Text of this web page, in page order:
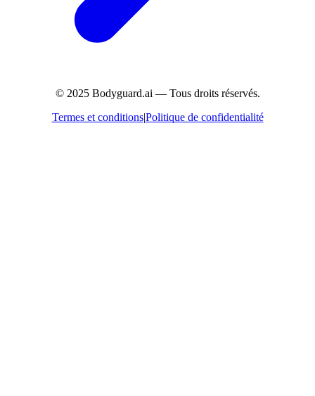
© 2025 Bodyguard.ai — Tous droits réservés.
Termes et conditions|Politique de confidentialité